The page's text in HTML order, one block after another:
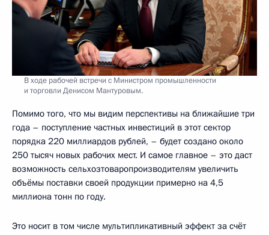
В ходе рабочей встречи с Министром промышленности
и торговли Денисом Мантуровым.
Помимо того, что мы видим перспективы на ближайшие три
года – поступление частных инвестиций в этот сектор
порядка 220 миллиардов рублей, – будет создано около
250 тысяч новых рабочих мест. И самое главное – это даст
возможность сельхозтоваропроизводителям увеличить
объёмы поставки своей продукции примерно на 4,5
миллиона тонн по году.
Это носит в том числе мультипликативный эффект за счёт